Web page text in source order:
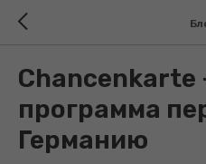
Chancenkarte
программа
Германию